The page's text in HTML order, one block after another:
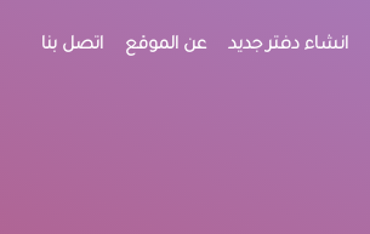
انشاء دفتر جديد عن الموقع اتصل بنا